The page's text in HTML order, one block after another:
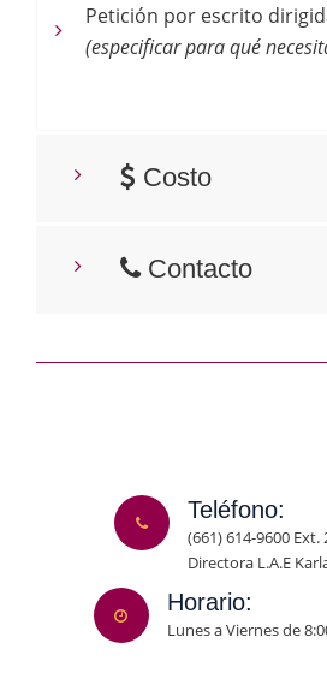
Petición por escrito
(especificar para qué
Costo
Contacto
Teléfono:
(661) 614-9600 Ext.
Directora L.A.E
Horario:
Lunes a Viernes de